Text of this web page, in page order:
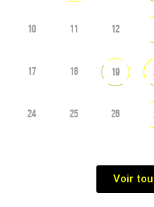
10 11 12
17 18 19
24 25 26
Voir